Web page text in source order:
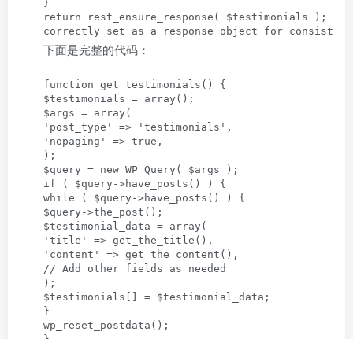
}
return rest_ensure_response( $testimonials ); /
correctly set as a response object for
下面是完整的代码：
function get_testimonials() {
$testimonials = array();
$args = array(
'post_type' => 'testimonials',
'nopaging' => true,
);
$query = new WP_Query( $args );
if ( $query->have_posts() ) {
while ( $query->have_posts() ) {
$query->the_post();
$testimonial_data = array(
'title' => get_the_title(),
'content' => get_the_content(),
// Add other fields as needed
);
$testimonials[] = $testimonial_data;
}
wp_reset_postdata();